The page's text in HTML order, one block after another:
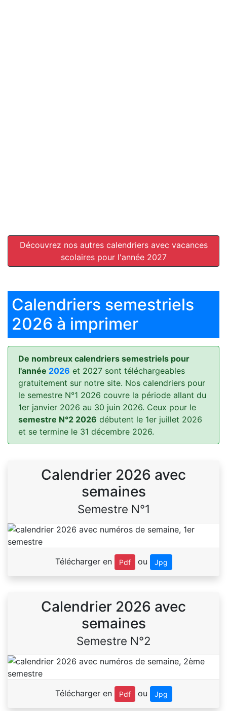
Découvrez nos autres calendriers avec vacances
scolaires pour l'année 2027
Calendriers semestriels
2026 à imprimer
De nombreux calendriers semestriels pour
l'année 2026 et 2027 sont téléchargeables
gratuitement sur notre site. Nos calendriers pour
le semestre N°1 2026 couvre la période allant du
1er janvier 2026 au 30 juin 2026. Ceux pour le
semestre N°2 2026 débutent le 1er juillet 2026
et se termine le 31 décembre 2026.
Calendrier 2026 avec
semaines
Semestre N°1
Télécharger en Pdf ou Jpg
Calendrier 2026 avec
semaines
Semestre N°2
Télécharger en Pdf ou Jpg